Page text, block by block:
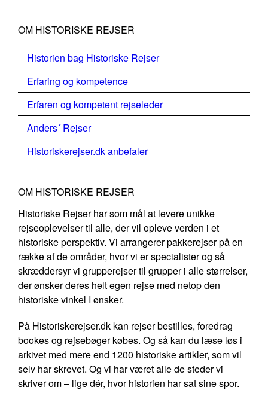
OM HISTORISKE REJSER
Historien bag Historiske Rejser
Erfaring og kompetence
Erfaren og kompetent rejseleder
Anders´ Rejser
Historiskerejser.dk anbefaler
OM HISTORISKE REJSER
Historiske Rejser har som mål at levere unikke
rejseoplevelser til alle, der vil opleve verden i et
historiske perspektiv. Vi arrangerer pakkerejser på en
række af de områder, hvor vi er specialister og så
skræddersyr vi grupperejser til grupper i alle størrelser,
der ønsker deres helt egen rejse med netop den
historiske vinkel I ønsker.
På Historiskerejser.dk kan rejser bestilles, foredrag
bookes og rejsebøger købes. Og så kan du læse løs i
arkivet med mere end 1200 historiske artikler, som vil
selv har skrevet. Og vi har været alle de steder vi
skriver om – lige dér, hvor historien har sat sine spor.